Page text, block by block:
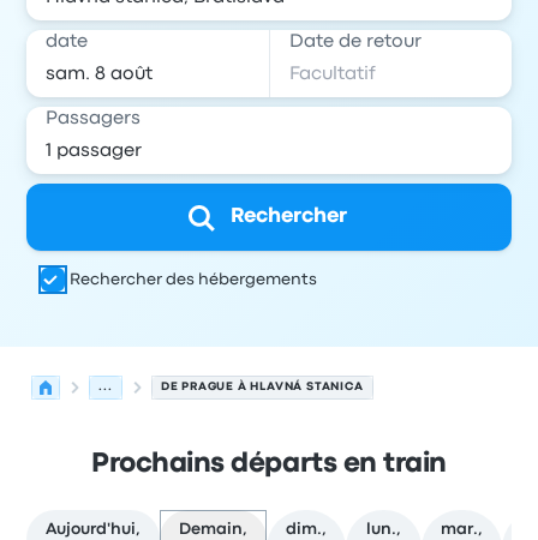
date Date de retour
Passagers
Rechercher
Rechercher des hébergements
... DE PRAGUE À HLAVNÁ STANICA
Prochains départs en train
Aujourd'hui,
Demain,
dim.,
lun.,
mar.,